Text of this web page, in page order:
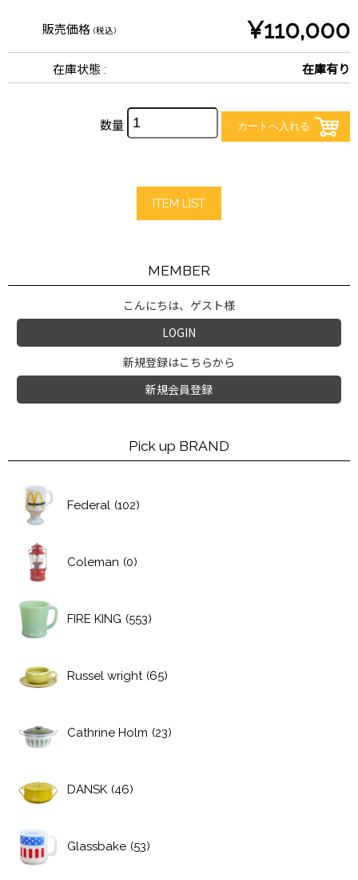
販売価格 (税込) ¥110,000
在庫状態 : 在庫有り
数量
ITEM LIST
MEMBER
こんにちは、ゲスト様
LOGIN
新規登録はこちらから
新規会員登録
Pick up BRAND
Federal (102)
Coleman (0)
FIRE KING (553)
Russel wright (65)
Cathrine Holm (23)
DANSK (46)
Glassbake (53)